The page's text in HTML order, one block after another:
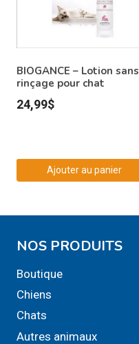
BIOGANCE – Lotion sans
rinçage pour chat
24,99$
Ajouter au panier
NOS PRODUITS
Boutique
Chiens
Chats
Autres animaux